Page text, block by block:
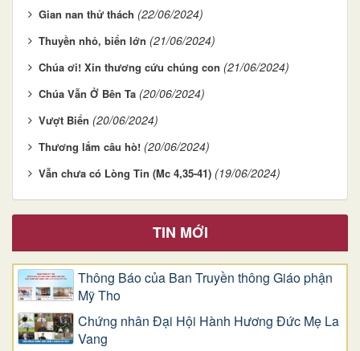
Gian nan thử thách (22/06/2024)
Thuyền nhỏ, biển lớn (21/06/2024)
Chúa ơi! Xin thương cứu chúng con (21/06/2024)
Chúa Vẫn Ở Bên Ta (20/06/2024)
Vượt Biển (20/06/2024)
Thương lắm câu hò! (20/06/2024)
Vẫn chưa có Lòng Tin (Mc 4,35-41) (19/06/2024)
TIN MỚI
Thông Báo của Ban Truyền thông Giáo phận
Mỹ Tho
Chứng nhân Đại Hội Hành Hương Đức Mẹ La
Vang